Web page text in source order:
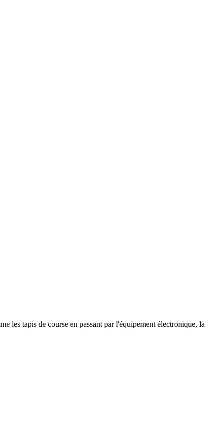
les tapis de course en passant par l'équipement électronique, la